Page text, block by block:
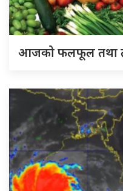
आजको फलफूल तथा